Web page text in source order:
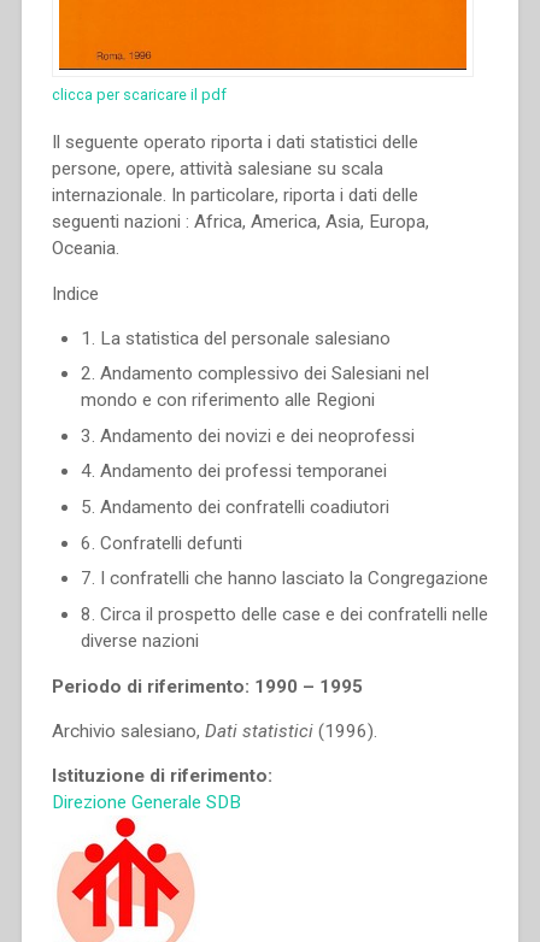
clicca per scaricare il pdf
Il seguente operato riporta i dati statistici delle
persone, opere, attività salesiane su scala
internazionale. In particolare, riporta i dati delle
seguenti nazioni : Africa, America, Asia, Europa,
Oceania.
Indice
1. La statistica del personale salesiano
2. Andamento complessivo dei Salesiani nel
mondo e con riferimento alle Regioni
3. Andamento dei novizi e dei neoprofessi
4. Andamento dei professi temporanei
5. Andamento dei confratelli coadiutori
6. Confratelli defunti
7. I confratelli che hanno lasciato la Congregazione
8. Circa il prospetto delle case e dei confratelli nelle
diverse nazioni
Periodo di riferimento: 1990 – 1995
Archivio salesiano, Dati statistici(1996).
Istituzione di riferimento:
Direzione Generale SDB